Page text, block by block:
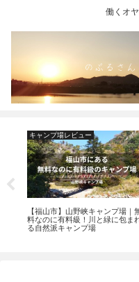
働くオ
キャンプ場レビュー
【福山市】山野峡キャンプ場｜
料なのに有料級！川と緑に包ま
る自然派キャンプ場